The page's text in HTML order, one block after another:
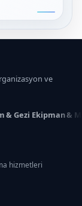
ve
& Gezi Ekipman &
hizmetleri